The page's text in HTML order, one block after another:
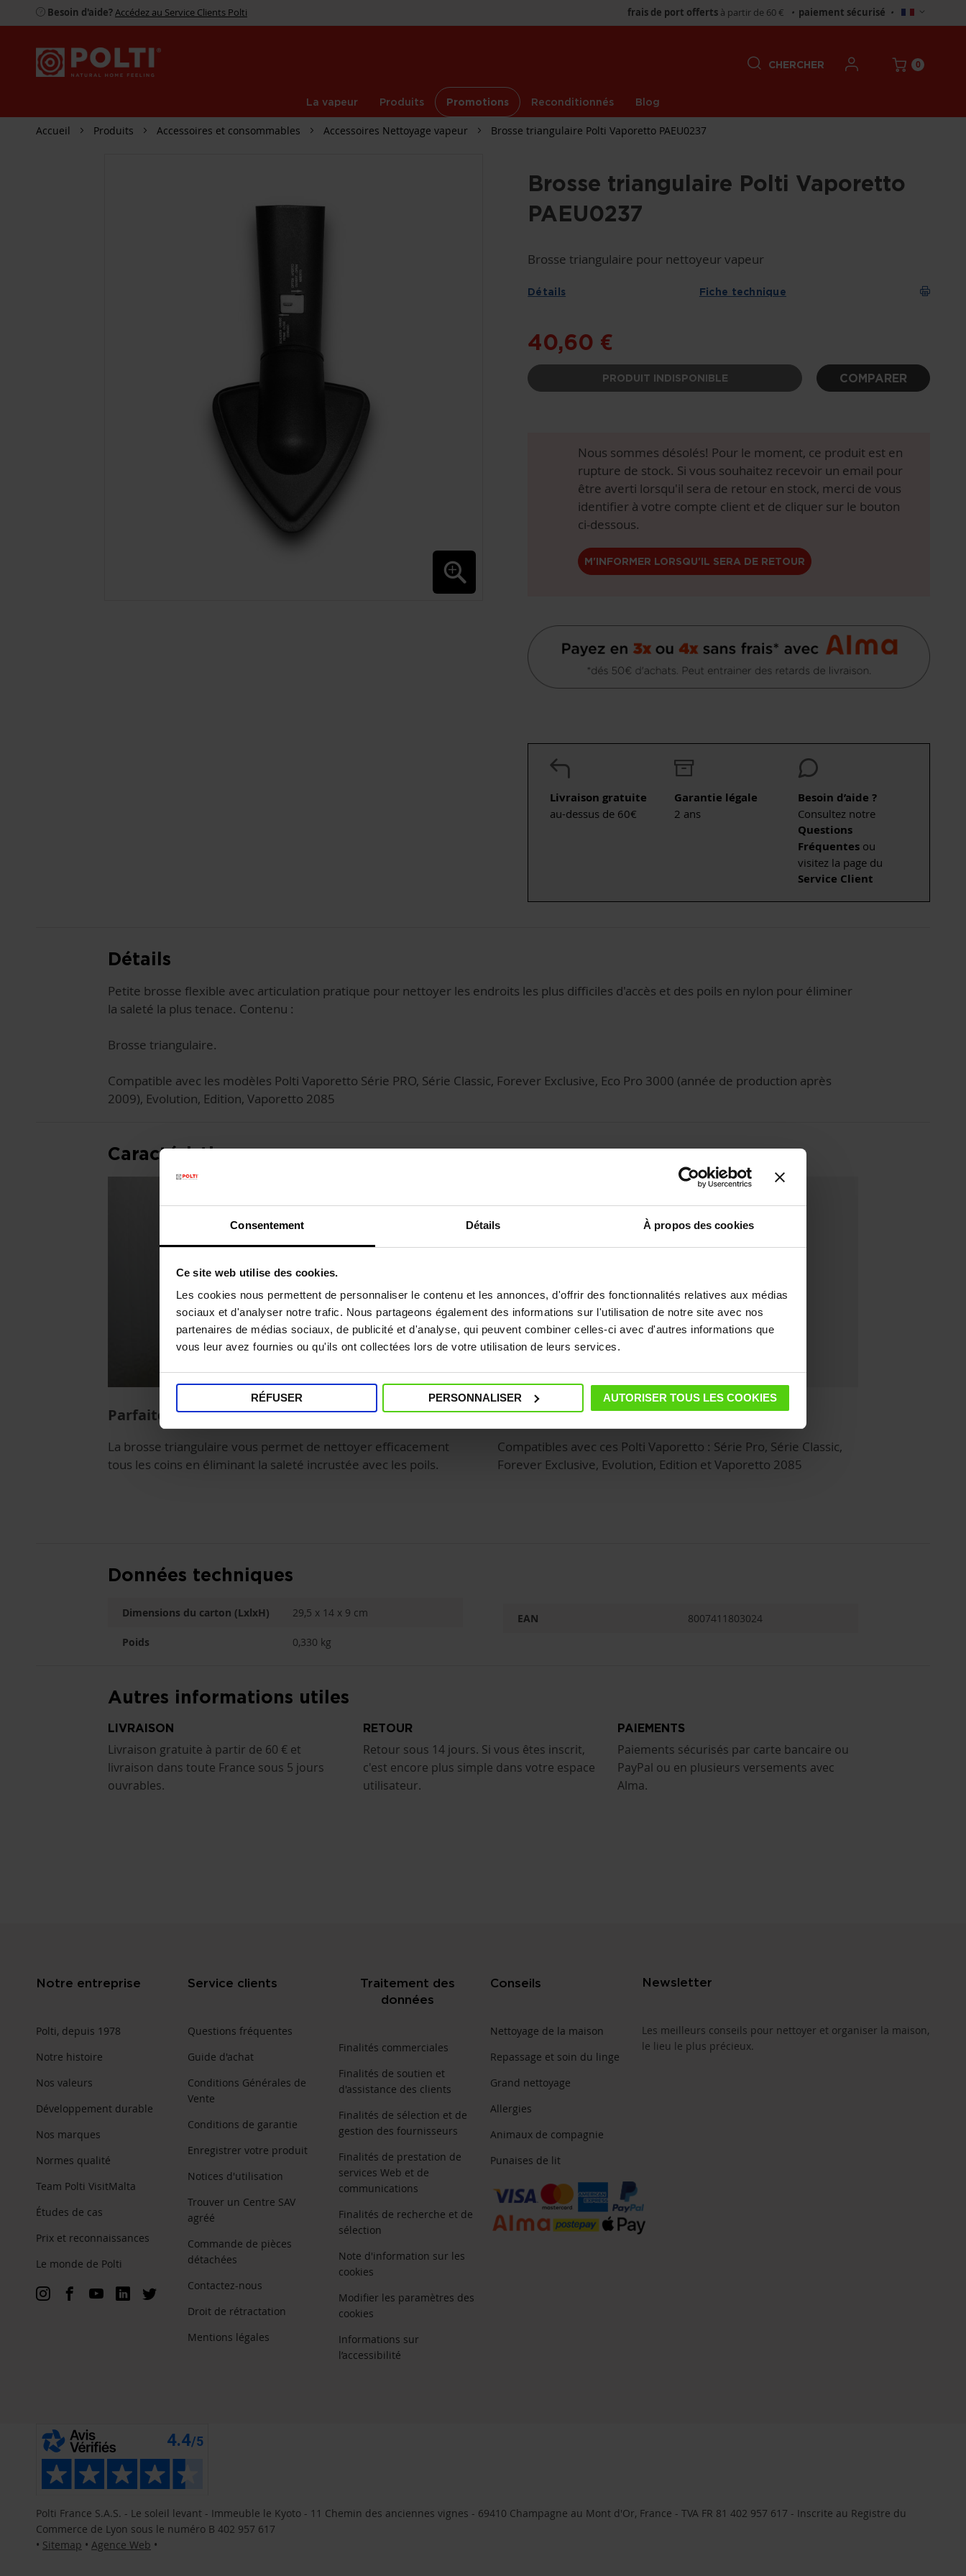
Consentement Détails À propos des cookies
Ce site web utilise des cookies.
Les cookies nous permettent de personnaliser le contenu et les annonces, d'offrir des fonctionnalités relatives aux médias
sociaux et d'analyser notre trafic. Nous partageons également des informations sur l'utilisation de notre site avec nos
partenaires de médias sociaux, de publicité et d'analyse, qui peuvent combiner celles-ci avec d'autres informations que
vous leur avez fournies ou qu'ils ont collectées lors de votre utilisation de leurs services.
RÉFUSER PERSONNALISER AUTORISER TOUS LES COOKIES
Besoin d'aide?Accédez au Service Clients Polti frais de port offerts à partir de 60 € • paiement sécurisé •
Choisir
un
La vapeur Produits Promotions Reconditionnés Blog
CHERCHER 0
Accueil Produits Accessoires et consommables Accessoires Nettoyage vapeur Brosse triangulaire Polti Vaporetto PAEU0237
Brosse triangulaire Polti Vaporetto
PAEU0237
Brosse triangulaire pour nettoyeur vapeur
Détails Fiche technique
40,60 €
PRODUIT INDISPONIBLE COMPARER
Nous sommes désolés! Pour le moment, ce produit est en
rupture de stock. Si vous souhaitez recevoir un email pour
être averti lorsqu'il sera de retour en stock, merci de vous
identifier à votre compte client et de cliquer sur le bouton
ci-dessous.
M'INFORMER LORSQU'IL SERA DE RETOUR
Livraison gratuite
au-dessus de 60€
Garantie légale
2 ans
Besoin d’aide ?
Consultez notre
Questions
Fréquentes ou
visitez la page du
Service Client
Détails
Petite brosse flexible avec articulation pratique pour nettoyer les endroits les plus difficiles d'accès et des poils en nylon pour éliminer
la saleté la plus tenace. Contenu :
Brosse triangulaire.
Compatible avec les modèles Polti Vaporetto Série PRO, Série Classic, Forever Exclusive, Eco Pro 3000 (année de production après
2009), Evolution, Edition, Vaporetto 2085
Caractéristiques
Parfaite pour les coins
La brosse triangulaire vous permet de nettoyer efficacement
tous les coins en éliminant la saleté incrustée avec les poils.
Compatibilité
Compatibles avec ces Polti Vaporetto : Série Pro, Série Classic,
Forever Exclusive, Evolution, Edition et Vaporetto 2085
Données techniques
Dimensions du carton (LxlxH) 29,5 x 14 x 9 cm
Poids 0,330 kg
EAN 8007411803024
Autres informations utiles
LIVRAISON
Livraison gratuite à partir de 60 € et
livraison dans toute France sous 5 jours
ouvrables.
RETOUR
Retour sous 14 jours. Si vous êtes inscrit,
c'est encore plus simple dans votre espace
utilisateur.
PAIEMENTS
Paiements sécurisés par carte bancaire ou
PayPal ou en plusieurs versements avec
Alma.
Notre entreprise
Polti, depuis 1978
Notre histoire
Nos valeurs
Développement durable
Nos marques
Normes qualité
Team Polti VisitMalta
Études de cas
Prix et reconnaissances
Le monde de Polti
Service clients
Questions fréquentes
Guide d'achat
Conditions Générales de
Vente
Conditions de garantie
Enregistrer votre produit
Notices d'utilisation
Trouver un Centre SAV
agréé
Commande de pièces
détachées
Contactez-nous
Droit de rétractation
Mentions légales
Traitement des
données
Finalités commerciales
Finalités de soutien et
d'assistance des clients
Finalités de sélection et de
gestion des fournisseurs
Finalités de prestation de
services Web et de
communications
Finalités de recherche et de
sélection
Note d'information sur les
cookies
Modifier les paramètres des
cookies
Informations sur
l’accessibilité
Conseils
Nettoyage de la maison
Repassage et soin du linge
Grand nettoyage
Allergies
Animaux de compagnie
Punaises de lit
Newsletter
Les meilleurs conseils pour nettoyer et organiser la maison,
le lieu le plus précieux.
Polti France S.A.S. - Le soleil levant - Immeuble le Kyoto - 11 Chemin des anciennes vignes - 69410 Champagne au Mont d'Or, France - TVA FR 81 402 957 617 - Inscrite au Registre du
Commerce de Lyon sous le numéro B 402 957 617
• Sitemap • Agence Web •